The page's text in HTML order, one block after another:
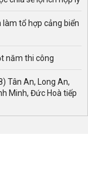
tổ hợp cảng biển
năm thi công
Tân An, Long An,
Minh, Đức Hoà tiếp